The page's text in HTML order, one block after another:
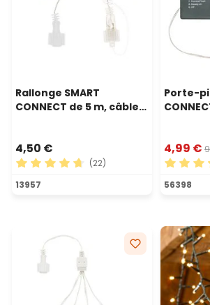
Rallonge SMART
CONNECT de 5 m, câble
4,50 €
Note moyenne de 4.82 sur 5 étoiles
(22)
13957
Porte-
4,99 €
Note
56398